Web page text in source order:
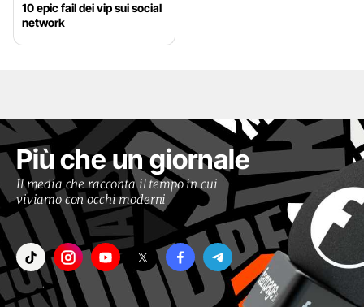
10 epic fail dei vip sui social
network
Più che un giornale
Il media che racconta il tempo in cui
viviamo con occhi moderni